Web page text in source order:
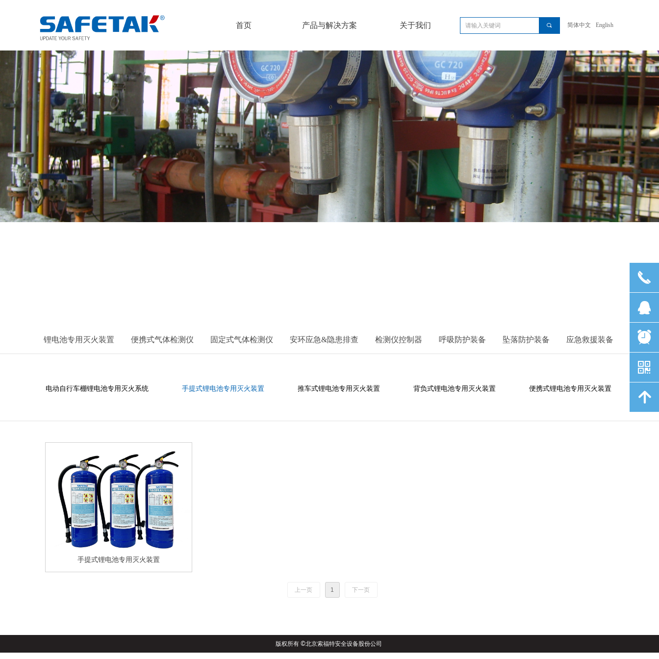
끠 简体中文 English
首页 产品与解决方案 关于我们
锂电池专用灭火装置 便携式气体检测仪 固定式气体检测仪 安环应急&隐患排查 检测仪控制器 呼吸防护装备 坠落防护装备 应急救援装备
电动自行车棚锂电池专用灭火系统 手提式锂电池专用灭火装置 推车式锂电池专用灭火装置 背负式锂电池专用灭火装置 便携式锂电池专用灭火装置
手提式锂电池专用灭火装置
上一页 1 下一页
版权所有 ©北京索福特安全设备股份公司
끅
뀩
뀥
낃
녕
끅
뀩
뀥
낃
녕